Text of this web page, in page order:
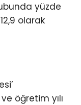
yüzde
olarak
öğretim yılı